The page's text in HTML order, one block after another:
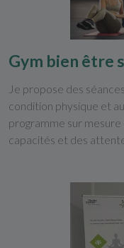
Gym bien être
Je propose des
condition physique et
programme sur
capacités et des